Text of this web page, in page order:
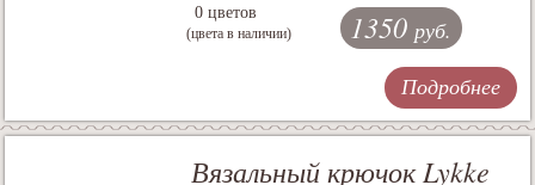
0 цветов
(цвета в наличии) 1350 руб.
Подробнее
Вязальный крючок Lykke